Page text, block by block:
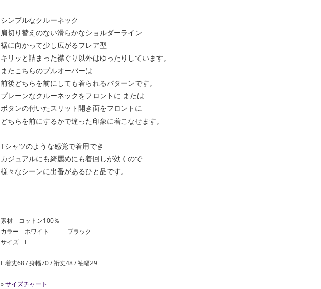
シンプルなクルーネック
肩切り替えのない滑らかなショルダーライン
裾に向かって少し広がるフレア型
キリッと詰まった襟ぐり以外はゆったりしています。
またこちらのプルオーバーは
前後どちらを前にしても着られるパターンです。
プレーンなクルーネックをフロントに または
ボタンの付いたスリット開き面をフロントに
どちらを前にするかで違った印象に着こなせます。
Tシャツのような感覚で着用でき
カジュアルにも綺麗めにも着回しが効くので
様々なシーンに出番があるひと品です。
素材 コットン100％
カラー ホワイト ブラック
サイズ F
F 着丈68 / 身幅70 / 裄丈48 / 袖幅29
»サイズチャート